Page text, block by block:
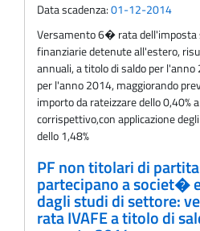
Data scadenza:01-12-2014
Versamento 6� rata
finanziarie detenute all'estero,
annuali, a titolo di saldo per
per l'anno 2014, maggiorando
importo da rateizzare dello 0,40%
corrispettivo,con applicazione
dello 1,48%
PF non titolari di
partecipano a societ�
dagli studi di settore:
rata IVAFE a titolo di